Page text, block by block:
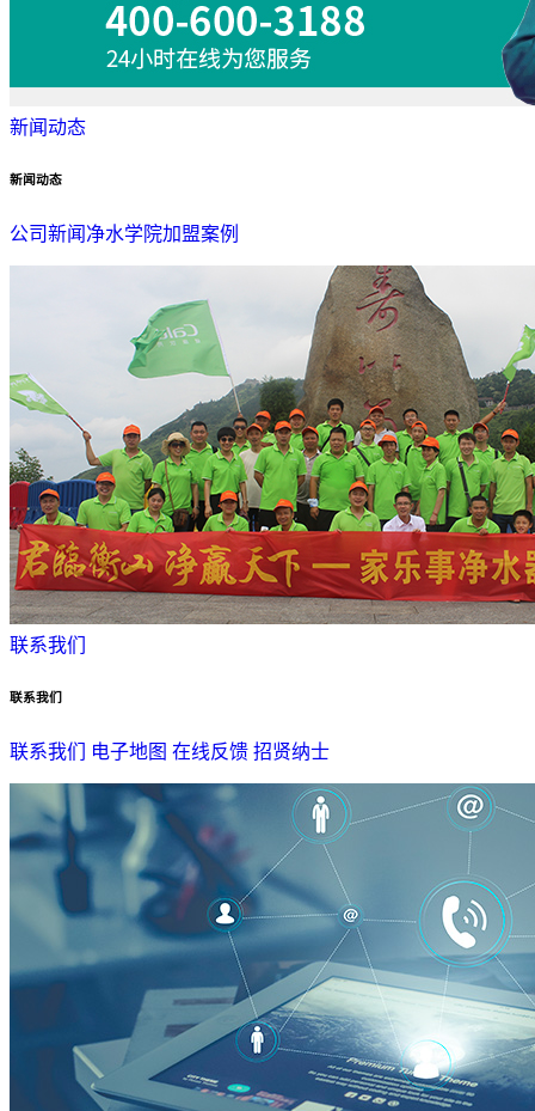
新闻动态
新闻动态
公司新闻 净水学院加盟案例
联系我们
联系我们
联系我们 电子地图 在线反馈 招贤纳士